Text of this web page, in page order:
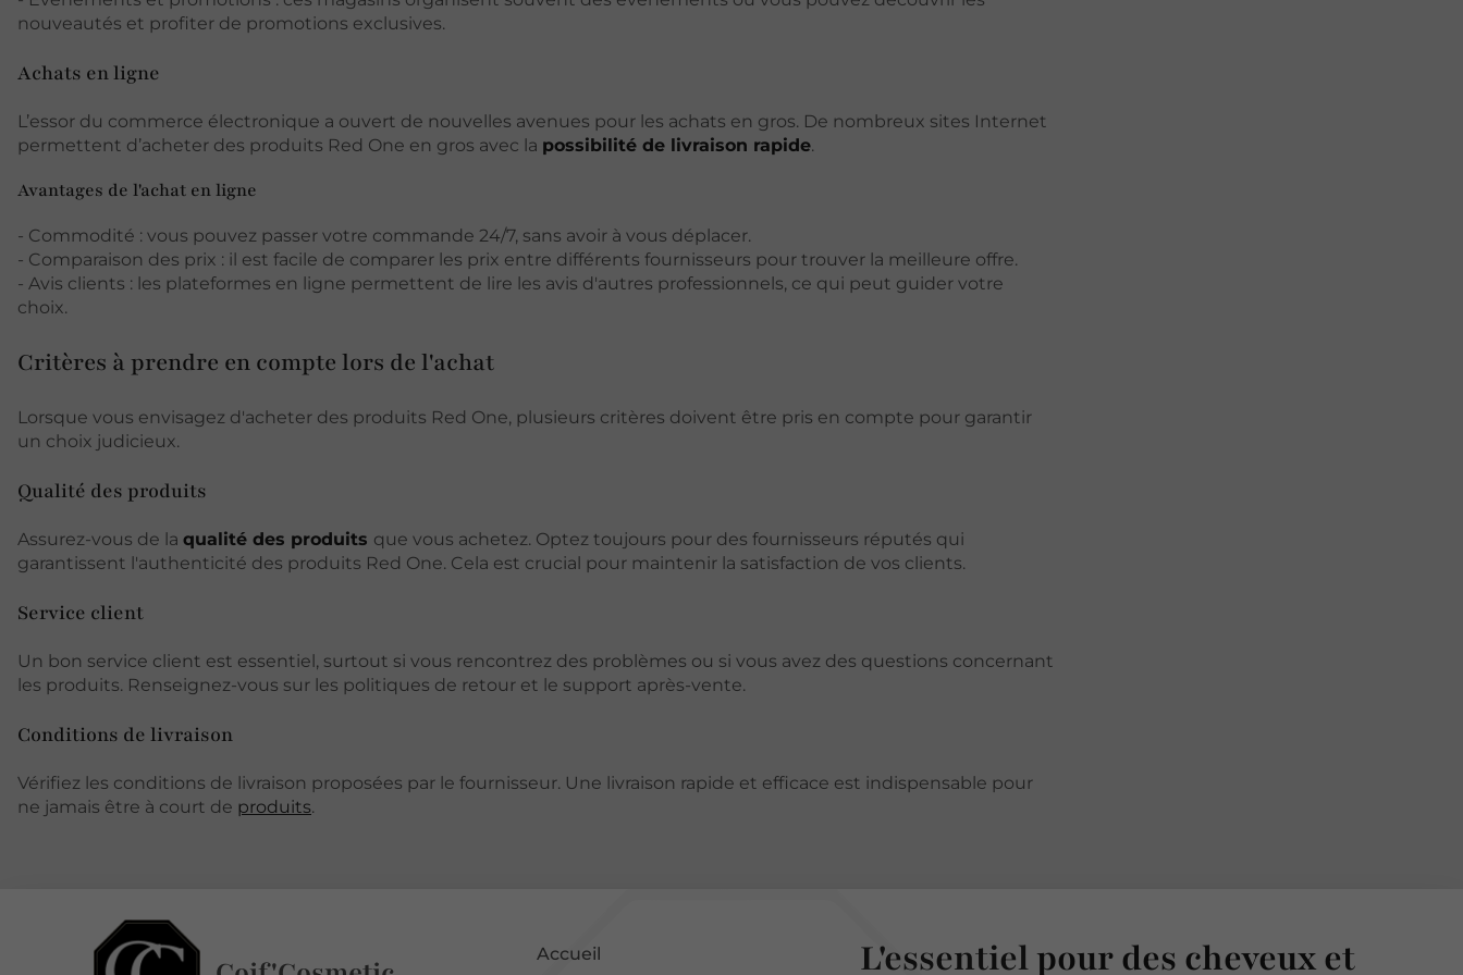
nouveautés et profiter de promotions exclusives.
Achats en ligne
L’essor du commerce électronique a ouvert de nouvelles avenues pour les achats en gros. De nombreux sites Internet
permettent d’acheter des produits Red One en gros avec la possibilité de livraison rapide.
Avantages de l'achat en ligne
- Commodité : vous pouvez passer votre commande 24/7, sans avoir à vous déplacer.
- Comparaison des prix : il est facile de comparer les prix entre différents fournisseurs pour trouver la meilleure offre.
- Avis clients : les plateformes en ligne permettent de lire les avis d'autres professionnels, ce qui peut guider votre
choix.
Critères à prendre en compte lors de l'achat
Lorsque vous envisagez d'acheter des produits Red One, plusieurs critères doivent être pris en compte pour garantir
un choix judicieux.
Qualité des produits
Assurez-vous de la qualité des produits que vous achetez. Optez toujours pour des fournisseurs réputés qui
garantissent l'authenticité des produits Red One. Cela est crucial pour maintenir la satisfaction de vos clients.
Service client
Un bon service client est essentiel, surtout si vous rencontrez des problèmes ou si vous avez des questions concernant
les produits. Renseignez-vous sur les politiques de retour et le support après-vente.
Conditions de livraison
Vérifiez les conditions de livraison proposées par le fournisseur. Une livraison rapide et efficace est indispensable pour
ne jamais être à court de produits.
Accueil L'essentielpour des cheveux et